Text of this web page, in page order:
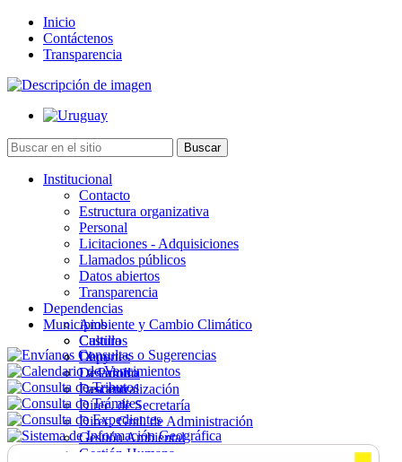
Inicio
Contáctenos
Transparencia
Institucional
Contacto
Estructura organizativa
Personal
Licitaciones - Adquisiciones
Llamados públicos
Datos abiertos
Transparencia
Dependencias
Ambiente y Cambio Climático
Cultura
Deportes
Desarrollo
Descentralización
Direc. de Secretaría
Direc. Gral. de Administración
Gestión Ambiental
Gestión Humana
Municipios
Castillos
Chuy
La Paloma
Lascano